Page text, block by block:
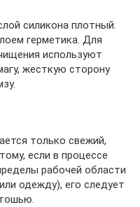
силикона плотный.
герметика. Для
используют
жесткую сторону
только свежий,
если в процессе
рабочей области
одежду), его следует